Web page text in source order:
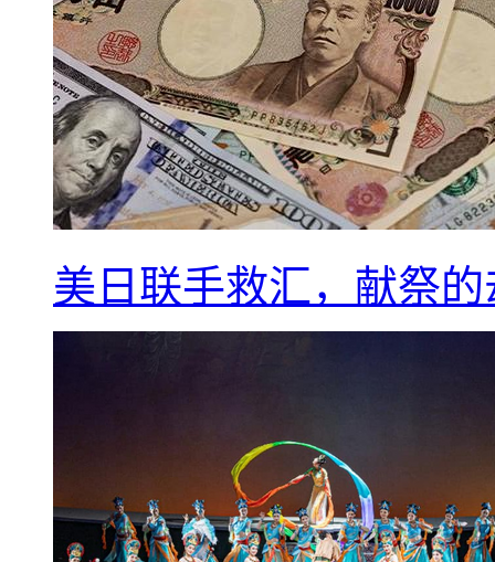
美日联手救汇，献祭